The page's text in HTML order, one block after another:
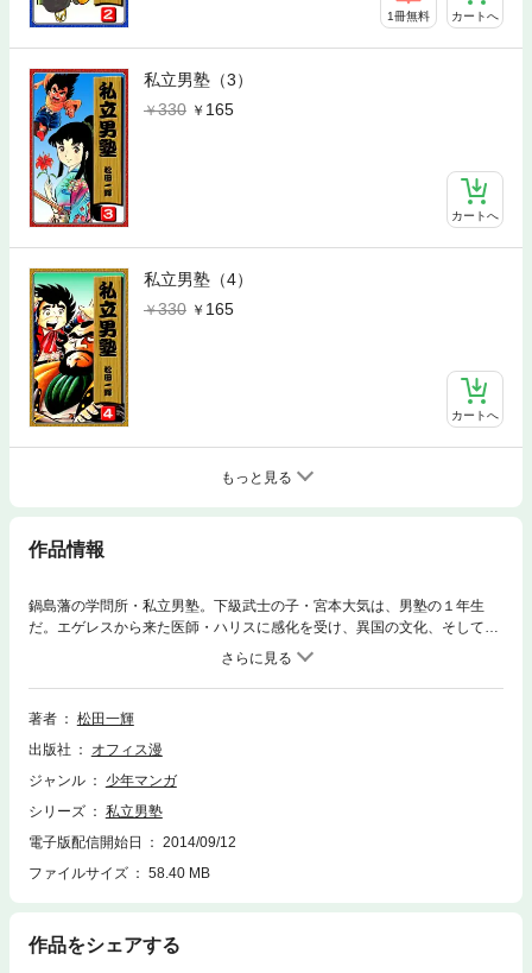
1冊無料 カートへ
私立男塾（3）
330
165
カートへ
私立男塾（4）
330
165
カートへ
もっと見る
作品情報
鍋島藩の学問所・私立男塾。下級武士の子・宮本大気は、男塾の１年生
だ。エゲレスから来た医師・ハリスに感化を受け、異国の文化、そして考
え方を貪欲に学んでいった。時代は幕末。新しい日本人として成長してい
く大気であった。大気たちは佐賀藩の商人などの援助を受け、大気が設計
をした手作りの蒸気船がようやく完成した。今日は進水式。「佐賀の天才
少年が、おっそろしいモノをつくったよ！」という情報は瞬く間に広が
藩のお姫様の姿も…。そしてついに進水の時。おそるおそる蒸気船を水に
浮かべる大気であったが……それを眺めるハリスの顔は険しかった。果た
広げられる、熱き男たちの物語！ 第３巻（全８巻）！
著者
松田一輝
出版社
オフィス漫
ジャンル
少年マンガ
シリーズ
私立男塾
電子版配信開始日
2014/09/12
ファイルサイズ
58.40 MB
作品をシェアする